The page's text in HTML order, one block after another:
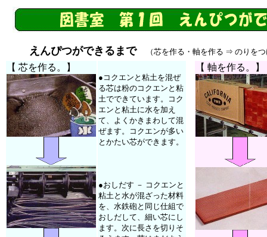
えんぴつができるまで （芯を作る・軸を作る ⇒ のりを
【 芯を作る。】
●コクエンと粘土を混ぜ
る芯は粉のコクエンと粘
土でできています。コク
エンと粘土に水を加え
て、よくかきまわして混
ぜます。コクエンが多い
とかたい芯ができます。
●おしだす － コクエンと
粘土と水が混ざった材料
を、水鉄砲と同じ仕組で
おしだして、細い芯にし
ます。次に長さを切りそ
【 軸を作る。】